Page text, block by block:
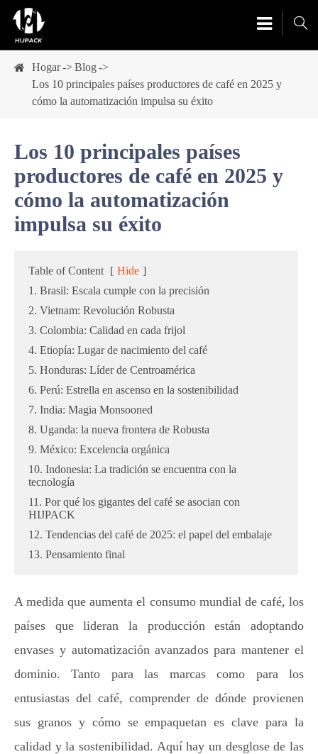

Hogar
Blog
Los 10 principales países productores de café en 2025 y
cómo la automatización impulsa su éxito
Los 10 principales países
productores de café en 2025 y
cómo la automatización
impulsa su éxito
Table of Content [ Hide ]
1. Brasil: Escala cumple con la precisión
2. Vietnam: Revolución Robusta
3. Colombia: Calidad en cada frijol
4. Etiopía: Lugar de nacimiento del café
5. Honduras: Líder de Centroamérica
6. Perú: Estrella en ascenso en la sostenibilidad
7. India: Magia Monsooned
8. Uganda: la nueva frontera de Robusta
9. México: Excelencia orgánica
10. Indonesia: La tradición se encuentra con la
tecnología
11. Por qué los gigantes del café se asocian con
HIJPACK
12. Tendencias del café de 2025: el papel del embalaje
13. Pensamiento final
A medida que aumenta el consumo mundial de café, los
países que lideran la producción están adoptando
envases y automatización avanzados para mantener el
dominio. Tanto para las marcas como para los
entusiastas del café, comprender de dónde provienen
sus granos y cómo se empaquetan es clave para la
calidad y la sostenibilidad. Aquí hay un desglose de las